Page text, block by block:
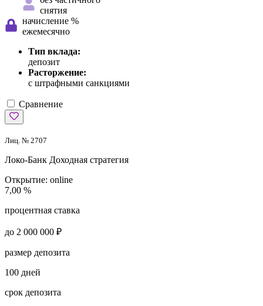
снятия
начисление %
ежемесячно
Тип вклада:
депозит
Расторжение:
с штрафными санкциями
Сравнение
Лиц. № 2707
Локо-Банк Доходная стратегия
Открытие: online
7,00 %
процентная ставка
до 2 000 000 ₽
размер депозита
100 дней
срок депозита